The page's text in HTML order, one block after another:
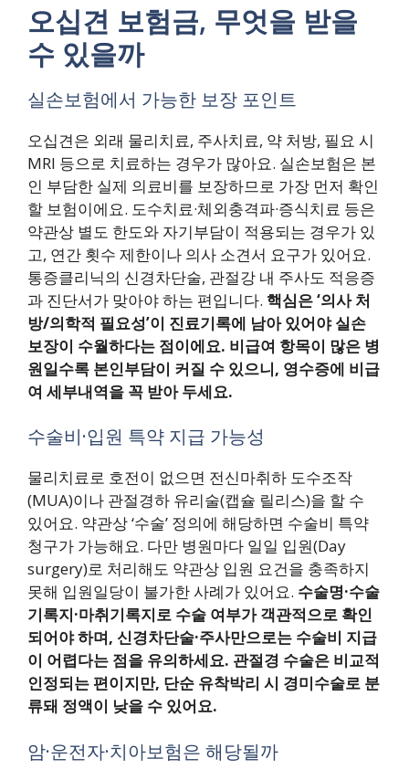
오십견 보험금, 무엇을 받을
수 있을까
실손보험에서 가능한 보장 포인트
오십견은 외래 물리치료, 주사치료, 약 처방, 필요 시
MRI 등으로 치료하는 경우가 많아요. 실손보험은 본
인 부담한 실제 의료비를 보장하므로 가장 먼저 확인
할 보험이에요. 도수치료·체외충격파·증식치료 등은
약관상 별도 한도와 자기부담이 적용되는 경우가 있
고, 연간 횟수 제한이나 의사 소견서 요구가 있어요.
통증클리닉의 신경차단술, 관절강 내 주사도 적응증
과 진단서가 맞아야 하는 편입니다. 핵심은 ‘의사 처
방/의학적 필요성’이 진료기록에 남아 있어야 실손
보장이 수월하다는 점이에요. 비급여 항목이 많은 병
원일수록 본인부담이 커질 수 있으니, 영수증에 비급
여 세부내역을 꼭 받아 두세요.
수술비·입원 특약 지급 가능성
물리치료로 호전이 없으면 전신마취하 도수조작
(MUA)이나 관절경하 유리술(캡슐 릴리스)을 할 수
있어요. 약관상 ‘수술’ 정의에 해당하면 수술비 특약
청구가 가능해요. 다만 병원마다 일일 입원(Day
surgery)로 처리해도 약관상 입원 요건을 충족하지
못해 입원일당이 불가한 사례가 있어요. 수술명·수술
기록지·마취기록지로 수술 여부가 객관적으로 확인
되어야 하며, 신경차단술·주사만으로는 수술비 지급
이 어렵다는 점을 유의하세요. 관절경 수술은 비교적
인정되는 편이지만, 단순 유착박리 시 경미수술로 분
류돼 정액이 낮을 수 있어요.
암·운전자·치아보험은 해당될까